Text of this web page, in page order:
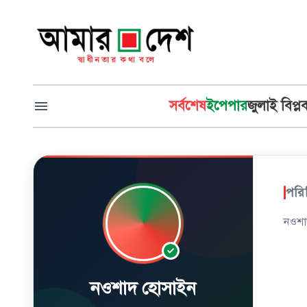
সর্বশেষইপেপারজুলাই
নওশাদ হোসাইন